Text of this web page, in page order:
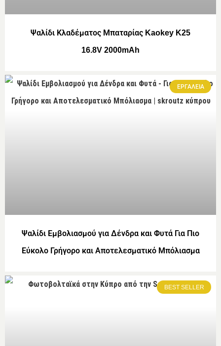
Ψαλίδι Κλαδέματος Μπαταρίας Kaokey K25
16.8V 2000mAh
ΕΡΓΑΛΕΙΑ
Ψαλίδι Εμβολιασμού για Δένδρα και Φυτά Για Πιο
Εύκολο Γρήγορο και Αποτελεσματικό Μπόλιασμα
BEST SELLER